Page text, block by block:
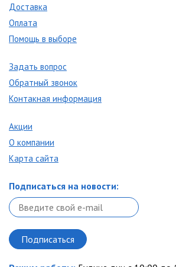
Доставка
Оплата
Помощь в выборе
Задать вопрос
Обратный звонок
Контакная информация
Акции
О компании
Карта сайта
Подписаться на новости: